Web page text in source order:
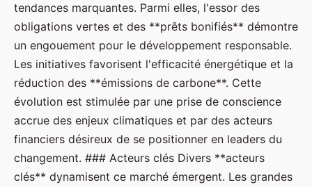
tendances marquantes. Parmi elles, l'essor des
obligations vertes et des **prêts bonifiés** démontre
un engouement pour le développement responsable.
Les initiatives favorisent l'efficacité énergétique et la
réduction des **émissions de carbone**. Cette
évolution est stimulée par une prise de conscience
accrue des enjeux climatiques et par des acteurs
financiers désireux de se positionner en leaders du
changement. ### Acteurs clés Divers **acteurs
clés** dynamisent ce marché émergent. Les grandes